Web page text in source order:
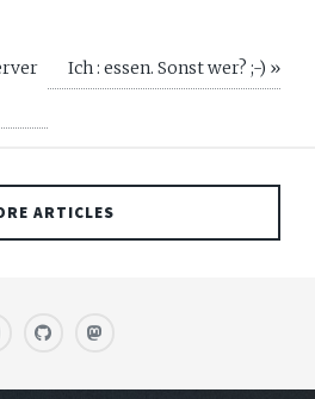
Ich : essen. Sonst wer? ;-) »
ARTICLES